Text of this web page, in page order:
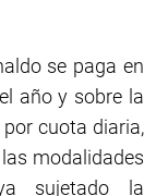
se paga en
año y sobre la
cuota diaria,
modalidades
sujetado la